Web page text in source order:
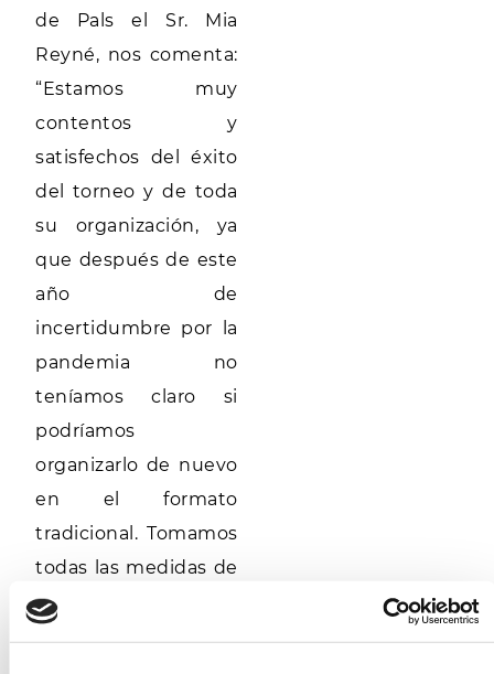
de Pals el Sr. Mia
Reyné, nos comenta:
“Estamos muy
contentos y
satisfechos del éxito
del torneo y de toda
su organización, ya
que después de este
año de
incertidumbre por la
pandemia no
teníamos claro si
podríamos
organizarlo de nuevo
en el formato
tradicional. Tomamos
todas las medidas de
prevención contra la